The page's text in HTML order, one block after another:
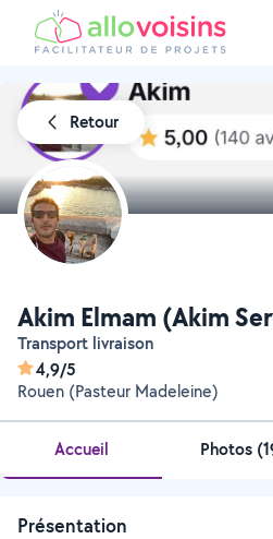
Retour
Akim Elmam (Akim
Transport livraison
4,9/5
Rouen (Pasteur Madeleine)
Accueil Photos (
Présentation